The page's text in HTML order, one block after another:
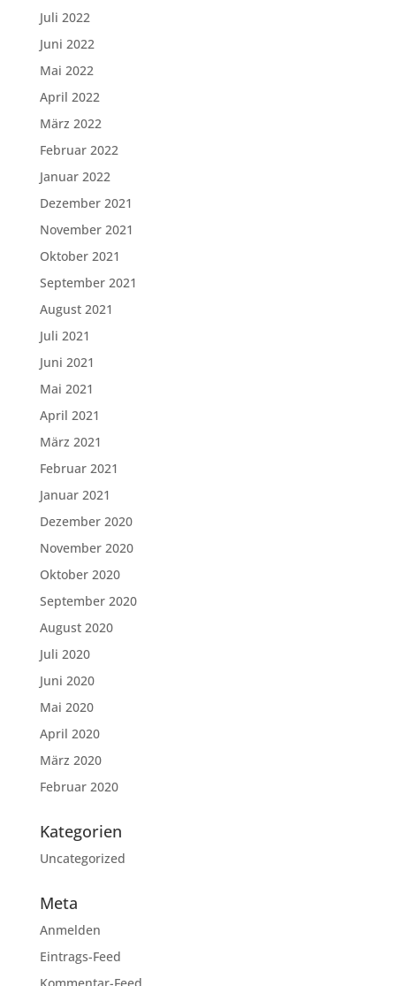
Juli 2022
Juni 2022
Mai 2022
April 2022
März 2022
Februar 2022
Januar 2022
Dezember 2021
November 2021
Oktober 2021
September 2021
August 2021
Juli 2021
Juni 2021
Mai 2021
April 2021
März 2021
Februar 2021
Januar 2021
Dezember 2020
November 2020
Oktober 2020
September 2020
August 2020
Juli 2020
Juni 2020
Mai 2020
April 2020
März 2020
Februar 2020
Kategorien
Uncategorized
Meta
Anmelden
Eintrags-Feed